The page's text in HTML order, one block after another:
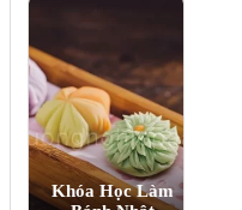
Khóa Học Làm